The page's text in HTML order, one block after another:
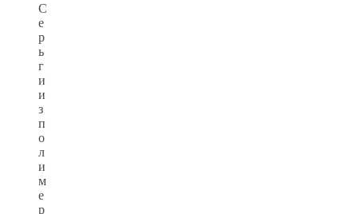
С
е
р
ь
г
и
и
з
п
о
л
и
м
е
р